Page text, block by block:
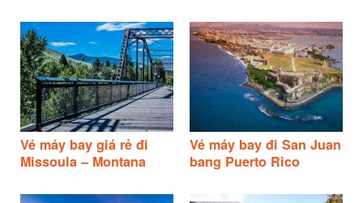
Vé máy bay giá rẻ đi
Missoula – Montana
Vé máy bay đi San Juan
bang Puerto Rico